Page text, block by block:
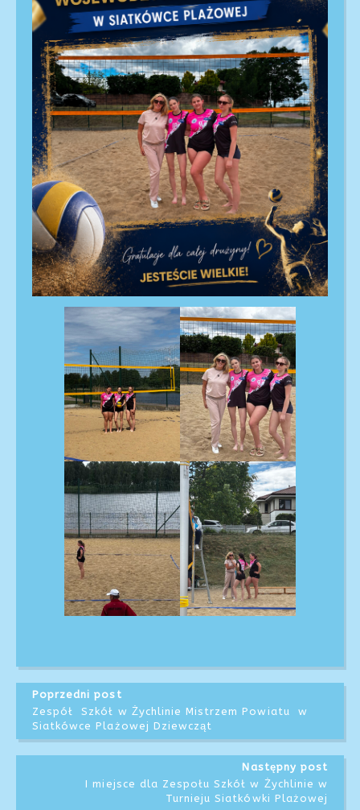
Poprzedni post
Zespół Szkół w Żychlinie Mistrzem Powiatu w
Siatkówce Plażowej Dziewcząt
Następny post
I miejsce dla Zespołu Szkół w Żychlinie w
Turnieju Siatkówki Plażowej